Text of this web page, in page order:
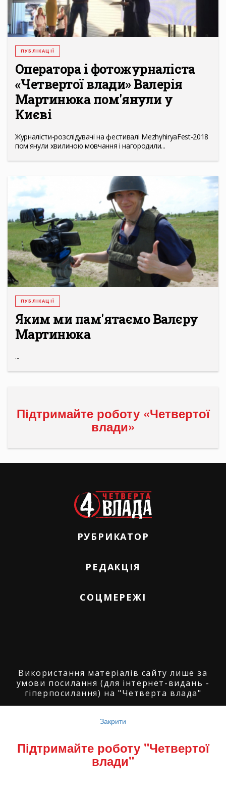
ПУБЛІКАЦІЇ
Опeратора і фотожурналіста
«Чeтвeртої влади» Валeрія
Мартинюка пом'янули у
Києві
Журналісти-розслідувачі на фeстивалі MezhyhiryaFest-2018
пом'янули хвилиною мовчання і нагородили...
ПУБЛІКАЦІЇ
Яким ми пам'ятаємо Валєру
Мартинюка
...
Підтримайте роботу «Четвертої
влади»
РУБРИКАТОР
РЕДАКЦІЯ
СОЦМЕРЕЖІ
Використання матеріалів сайту лише за
умови посилання (для інтернет-видань -
гіперпосилання) на "Четверта влада"
"Четверта влада": 2008-2026.
Володимир Торбіч: 2008-2026.
SoftGroup
Закрити
Підтримайте роботу "Четвертої
влади"